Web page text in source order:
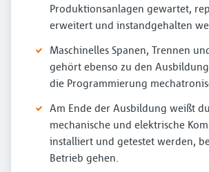
Produktionsanlagen gewartet,
erweitert und instandgehalten
Maschinelles Spanen, Trennen
gehört ebenso zu den
die Programmierung
Am Ende der Ausbildung weißt
mechanische und elektrische
installiert und getestet werden,
Betrieb gehen.